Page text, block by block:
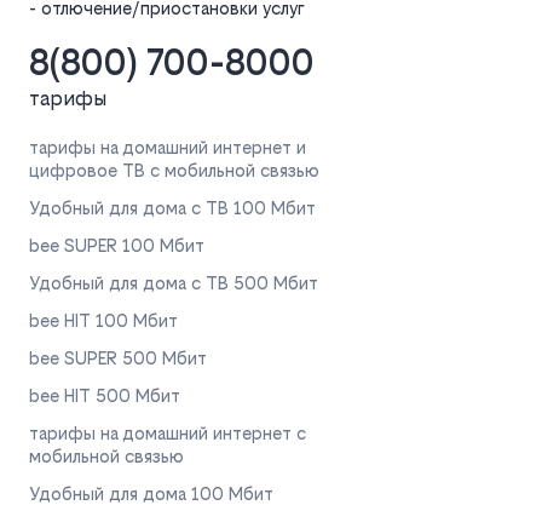
- отлючение/приостановки услуг
8(800) 700-8000
тарифы
тарифы на домашний интернет и
цифровое ТВ с мобильной связью
Удобный для дома с ТВ 100 Мбит
bee SUPER 100 Мбит
Удобный для дома с ТВ 500 Мбит
bee HIT 100 Мбит
bee SUPER 500 Мбит
bee HIT 500 Мбит
тарифы на домашний интернет с
мобильной связью
Удобный для дома 100 Мбит